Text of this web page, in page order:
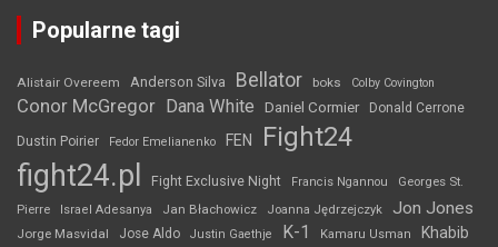
Popularne tagi
Alistair Overeem Anderson Silva Bellator boks Colby Covington
Conor McGregor Dana White Daniel Cormier Donald Cerrone
Dustin Poirier Fedor Emelianenko FEN Fight24
fight24.pl Fight Exclusive Night Francis Ngannou
Georges St.
Pierre
Israel Adesanya Jan Błachowicz Joanna Jędrzejczyk Jon Jones
Jorge Masvidal Jose Aldo Justin Gaethje K-1 Kamaru Usman Khabib